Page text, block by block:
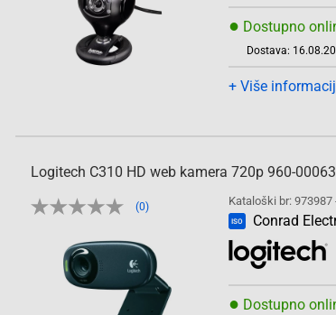
● Dostupno
Dostava:
+ Više
Logitech C310 HD web kamera 720p 960-
(0) Kataloški br: 973987
ISO Conrad
● Dostupno